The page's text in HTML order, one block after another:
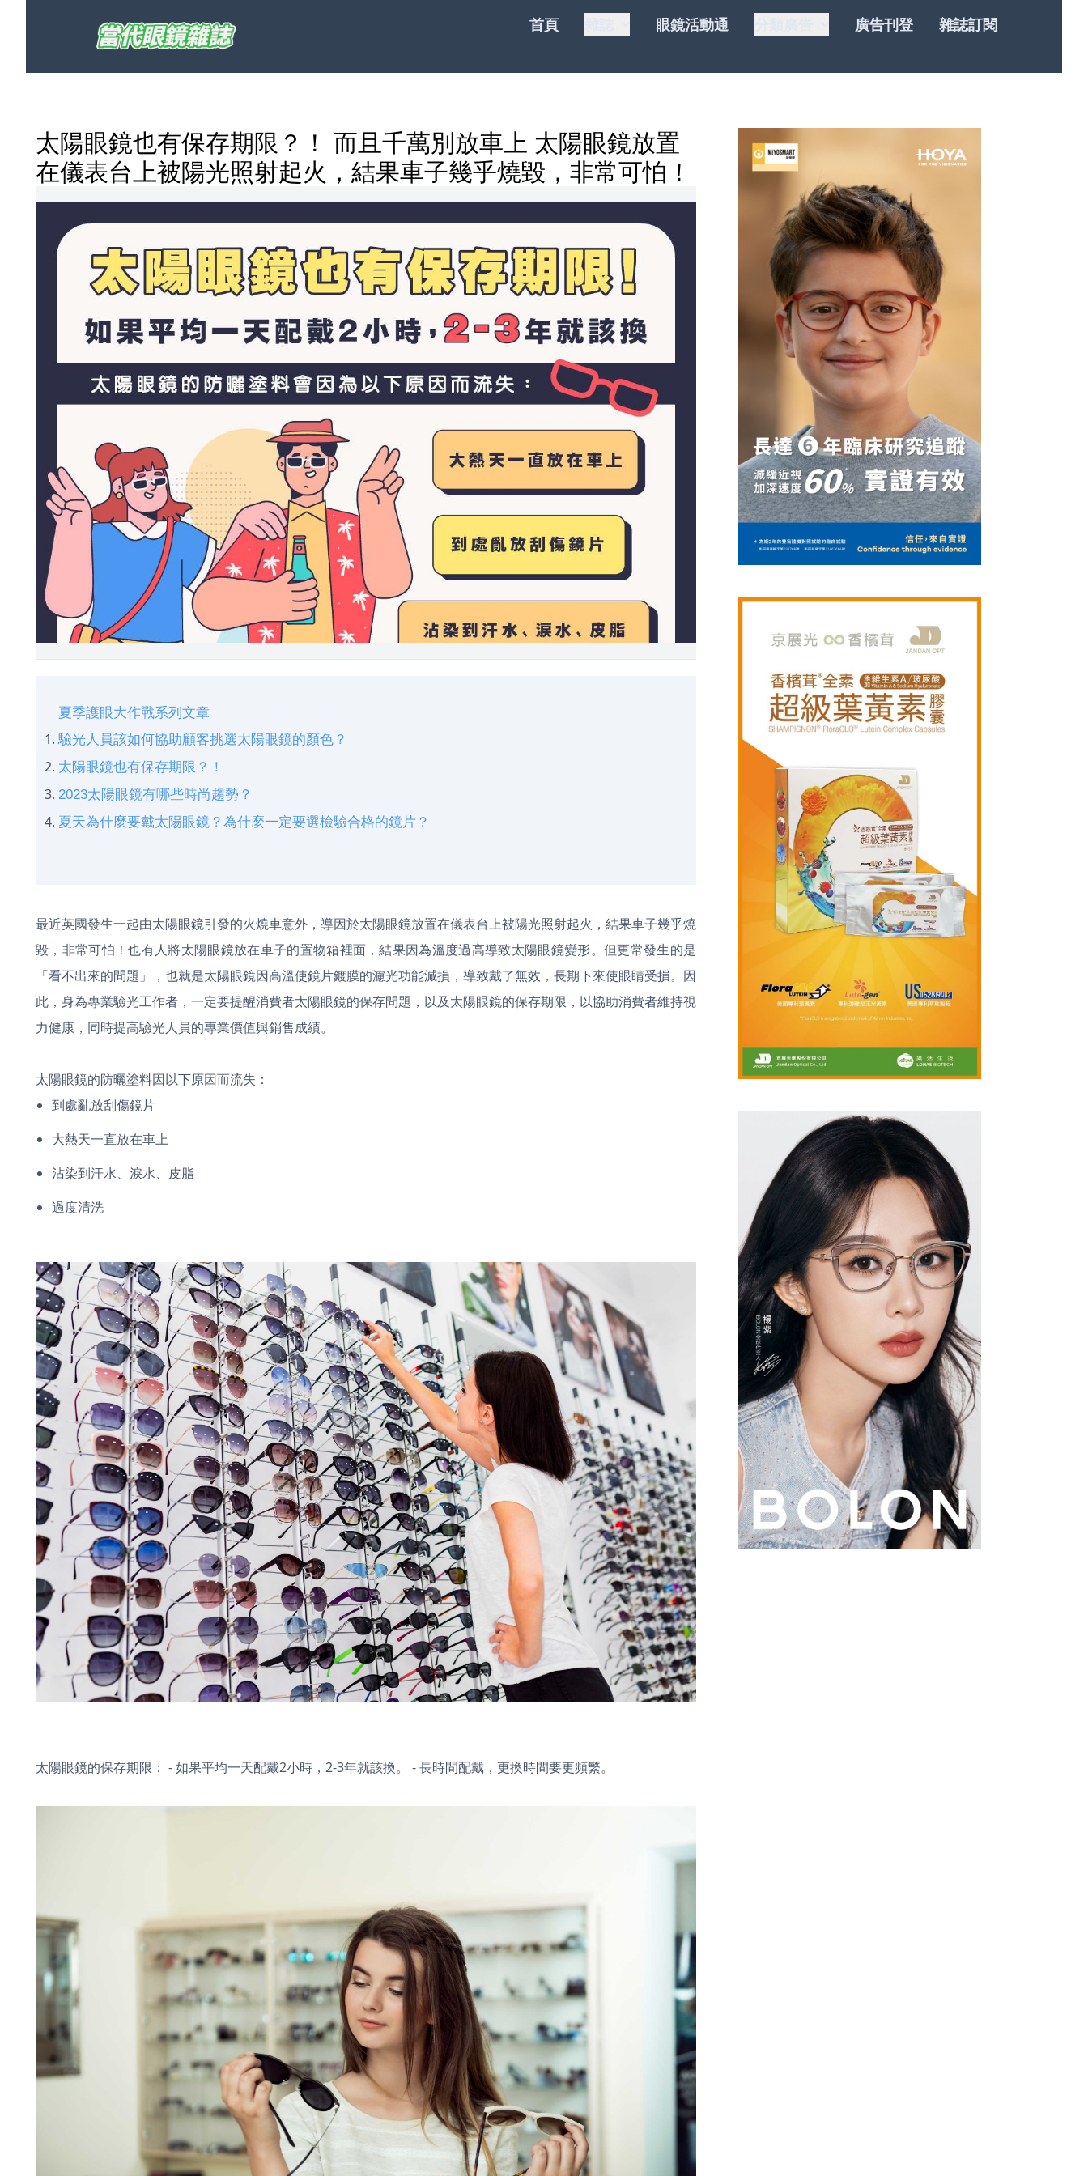
首頁 眼鏡活動通 廣告刊登 雜誌訂閱
太陽眼鏡也有保存期限？！ 而且千萬別放車上 太陽眼鏡放置
在儀表台上被陽光照射起火，結果車子幾乎燒毀，非常可怕！
夏季護眼大作戰系列文章
驗光人員該如何協助顧客挑選太陽眼鏡的顏色？
太陽眼鏡也有保存期限？！
2023太陽眼鏡有哪些時尚趨勢？
夏天為什麼要戴太陽眼鏡？為什麼一定要選檢驗合格的鏡片？
最近英國發生一起由太陽眼鏡引發的火燒車意外，導因於太陽眼鏡放置在儀表台上被陽光照射起火，結果車子幾乎燒
毀，非常可怕！也有人將太陽眼鏡放在車子的置物箱裡面，結果因為溫度過高導致太陽眼鏡變形。但更常發生的是
「看不出來的問題」，也就是太陽眼鏡因高溫使鏡片鍍膜的濾光功能減損，導致戴了無效，長期下來使眼睛受損。因
此，身為專業驗光工作者，一定要提醒消費者太陽眼鏡的保存問題，以及太陽眼鏡的保存期限，以協助消費者維持視
力健康，同時提高驗光人員的專業價值與銷售成績。
太陽眼鏡的防曬塗料因以下原因而流失：
到處亂放刮傷鏡片
大熱天一直放在車上
沾染到汗水、淚水、皮脂
過度清洗
太陽眼鏡的保存期限： - 如果平均一天配戴2小時，2-3年就該換。 - 長時間配戴，更換時間要更頻繁。